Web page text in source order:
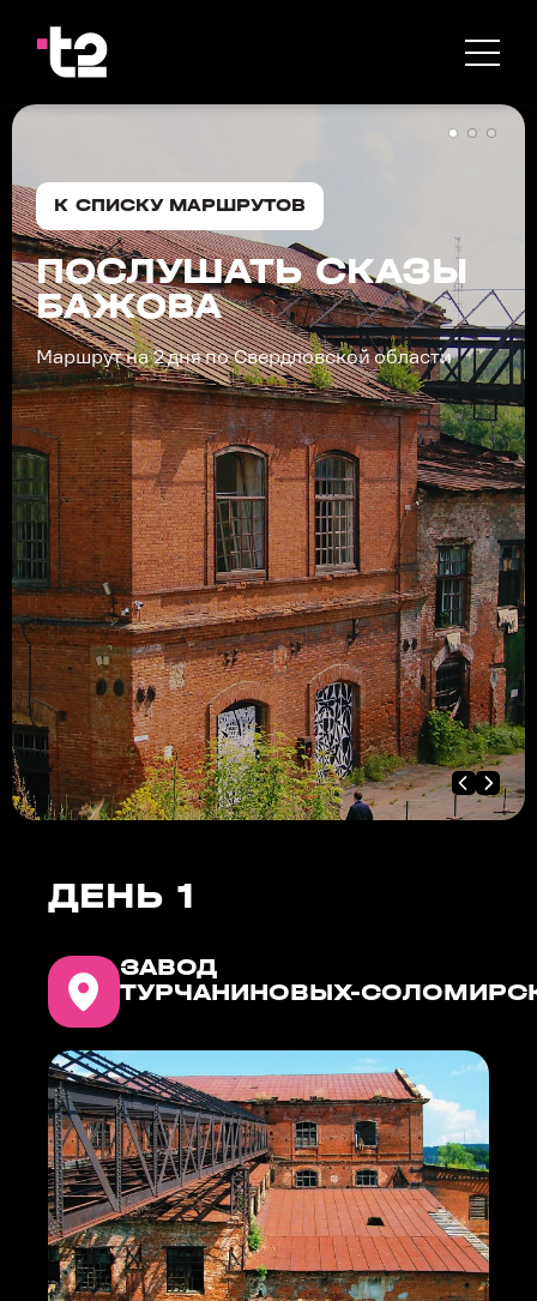
К СПИСКУ МАРШРУТОВ
ПОСЛУШАТЬ СКАЗЫ
БАЖОВА
Маршрут на 2 дня по Свердловской области
ДЕНЬ 1
ЗАВОД
ТУРЧАНИНОВЫХ-